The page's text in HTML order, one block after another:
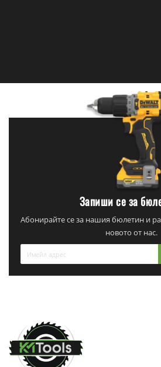
Запиши се за
Абонирайте се за нашия бюлетин и
новото от нас.